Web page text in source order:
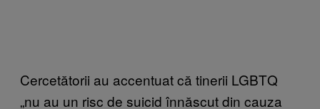
Cercetătorii au accentuat că tinerii LGBTQ
„nu au un risc de suicid înnăscut din cauza